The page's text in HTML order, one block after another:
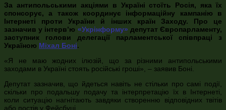
За антипольськими акціями в Україні стоїть Росія, яка їх
спонсорує, а також координує інформаційну кампанію в
Інтернеті проти України й інших країн Заходу. Про це
зазначив у інтерв’ю «Укрінформу» депутат Європарламенту,
заступник голови делегації парламентської співпраці з
Україною Міхал Боні.
«Я не маю жодних ілюзій, що за різними антипольськими
заходами в Україні стоять російські гроші», – заявив Боні.
Депутат зазначив, що йдеться навіть не стільки про самі події,
скільки про подальшу подачу та інтерпретацію їх в Інтернеті,
коли ситуацію нагнітають завдяки створенню відповідних твітів
або постів у Фейсбуці.